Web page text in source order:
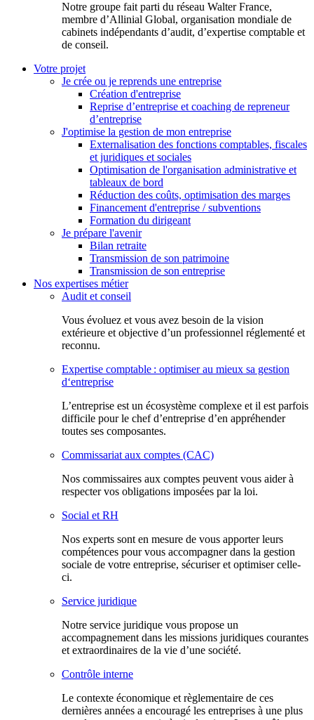
Notr​e groupe fait parti du réseau Walter France,
membre d’Allinial Global, organisation mondiale de
cabinets indépendants d’audit, d’expertise comptable et
de conseil.
Votre projet
Je crée ou je reprends une entreprise
Création d'entreprise
Reprise d’entreprise et coaching de repreneur
d’entreprise
J'optimise la gestion de mon entreprise
Externalisation des fonctions comptables, fiscales
et juridiques et sociales
Optimisation de l'organisation administrative et
tableaux de bord
Réduction des coûts, optimisation des marges
Financement d'entreprise / subventions
Formation du dirigeant
Je prépare l'avenir
Bilan retraite
Transmission de son patrimoine
Transmission de son entreprise
Nos expertises métier
Audit et conseil
Vous évoluez et vous avez besoin de la vision
extérieure et objective d’un professionnel réglementé et
reconnu.
Expertise comptable : optimiser au mieux sa gestion
d‘entreprise
L’entreprise est un écosystème complexe et il est parfois
difficile pour le chef d’entreprise d’en appréhender
toutes ses composantes.
Commissariat aux comptes (CAC)
Nos commissaires aux comptes peuvent vous aider à
respecter vos obligations imposées par la loi.
Social et RH
Nos experts sont en mesure de vous apporter leurs
compétences pour vous accompagner dans la gestion
sociale de votre entreprise, sécuriser et optimiser celle-
ci.
Service juridique
Notre service juridique vous propose un
accompagnement dans les missions juridiques courantes
et extraordinaires de la vie d’une société.
Contrôle interne
Le contexte économique et règlementaire de ces
dernières années a encouragé les entreprises à une plus